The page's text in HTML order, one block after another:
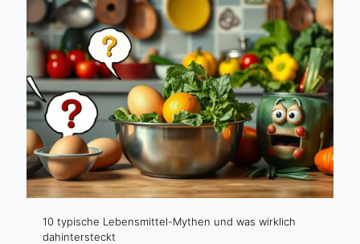
10 typische Lebensmittel-Mythen und was wirklich
dahintersteckt